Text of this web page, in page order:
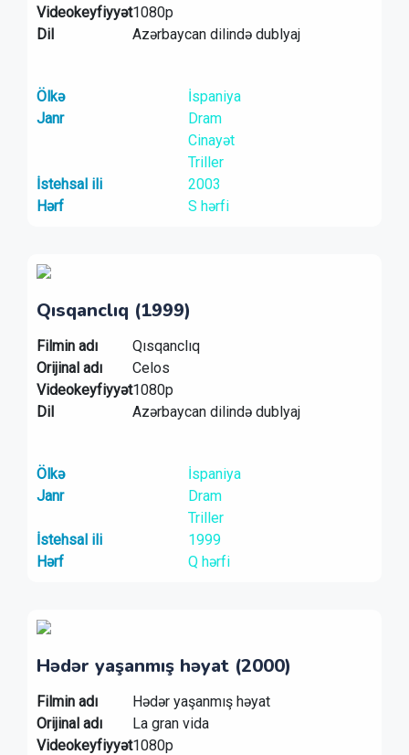
Videokeyfiyyət1080p
Dil
Azərbaycan dilində dublyaj
Ölkə
İspaniya
Janr
Dram
Cinayət
Triller
İstehsal ili
2003
Hərf
S hərfi
Qısqanclıq (1999)
Filmin adı
Qısqanclıq
Orijinal adı
Celos
Videokeyfiyyət1080p
Dil
Azərbaycan dilində dublyaj
Ölkə
İspaniya
Janr
Dram
Triller
İstehsal ili
1999
Hərf
Q hərfi
Hədər yaşanmış həyat (2000)
Filmin adı
Hədər yaşanmış həyat
Orijinal adı
La gran vida
Videokeyfiyyət1080p